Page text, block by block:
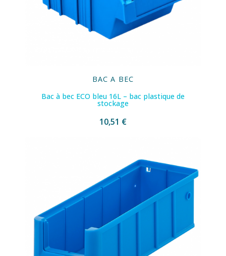
BAC A BEC
Bac à bec ECO bleu 16L – bac plastique de
stockage
10,51 €